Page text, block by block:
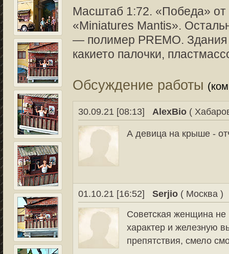
Масштаб 1:72. «Победа» от
«Miniatures Mantis».
— полимер PREMO. Здания
какието палочки,
Обсуждение работы
30.09.21 [08:13] AlexBio (
А девица на крыше -
01.10.21 [16:52] Serjio ( Москва )
Советская женщина не
характер и железную
препятствия, смело